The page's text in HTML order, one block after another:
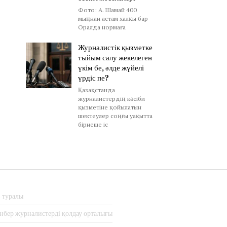
Фото: А. Шамай 400
мыңнан астам халқы бар
Оралда нормаға
Журналистік қызметке
тыйым салу жекелеген
үкім бе, әлде жүйелі
үрдіс пе?
Қазақстанда
журналистердің кәсіби
қызметіне қойылатын
шектеулер соңғы уақытта
бірнеше іс
туралы
журналистерді қолдау орталығы